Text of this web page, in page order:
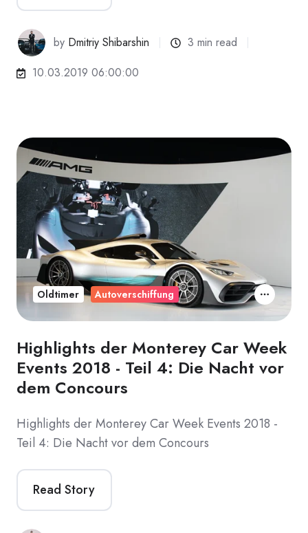
by Dmitriy Shibarshin
3 min read
10.03.2019 06:00:00
Highlights der Monterey Car Week
Events 2018 - Teil 4: Die Nacht vor
dem Concours
Highlights der Monterey Car Week Events 2018 -
Teil 4: Die Nacht vor dem Concours
Read Story
Oldtimer Autoverschiffung